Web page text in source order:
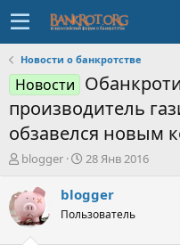
Новости о банкротстве
Новости
производитель
обзавелся новым
А
т
о
р
blogger
Д
т
а
н
28 Янв 2016
blogger
Пользователь